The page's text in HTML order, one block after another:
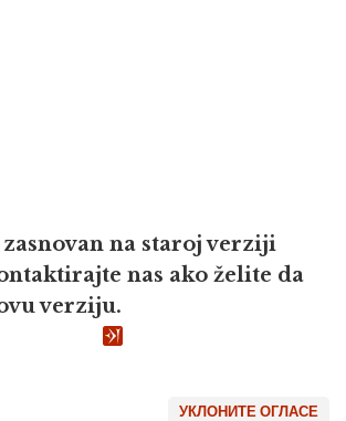
na staroj verziji
nas ako želite da
verziju.
УКЛОНИТЕ ОГЛАСЕ